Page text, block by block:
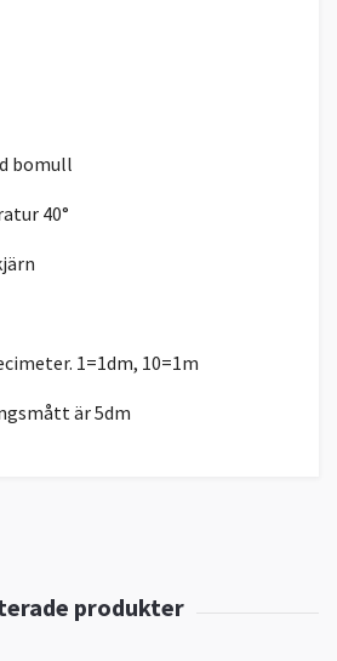
bomull
40°
1=1dm, 10=1m
är 5dm